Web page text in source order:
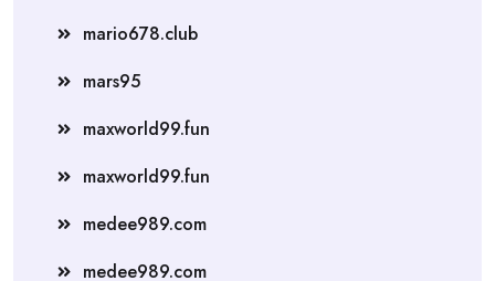
mario678.club
mars95
maxworld99.fun
maxworld99.fun
medee989.com
medee989.com